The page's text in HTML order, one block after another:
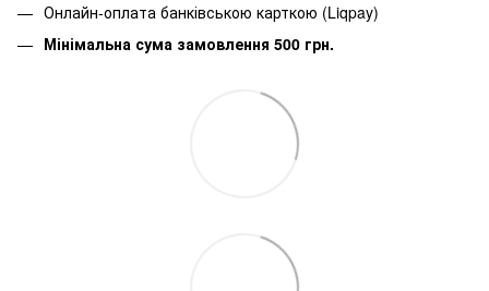
Онлайн-оплата банківською карткою (Liqpay)
Мінімальна сума замовлення 500 грн.